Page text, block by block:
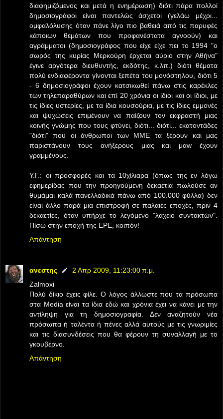
διαφημιζόμενος και μετά η ενημέρωση) διότι πάρα πολλοί
δημοσιογράφοι είναι παντελώς άσχετοι (γελάω μέχρι...
ομφαλόλυσης όταν πάνε λίγο πιο βαθειά από τις παρυφές
κάποιων θεμάτων που προφανέστατα αγνοούν) και
αγράμματοι (δημοσιογράφος που είχε είχε πει το 1994 "ο
σωρός της κυρίας Μερκούρη έρχεται αύριο στην Αθήνα"
έγινε αργότερα διευθυντής, εκδότης, κ.λπ.) διότι θέματα
πολύ ενδιαφέροντα γίνονται ξεπέτα του μονόστηλου, διότι 5
- 6 δημοσιογράφοι έχουν κατσικωθεί πάνω στις καρέκλες
των τηλεπαραθύρων και επί 20 χρόνια οι ίδιοι και οι ίδιοι, με
τις ίδιες υστερίες, με τα ίδια κουσούρια, με τις ίδιες εμμονές
και ψυχώσεις επιμένουν να παίζουν τον εκφραστή μιας
κοινής γνώμης που τους φτύνει, διότι... διότι... εκατοντάδες
"διότι" που οι άνθρωποι των ΜΜΕ τα ξέρουν και μας
παριστάνουν τους ανήξερους μιας και μαw έχουν
γραμμένους.
Υ.Γ.: οι προσφορές και τα 10χίλιαρα (όπως της εν λόγω
εφημερίδας που την προηγούμενη δεκαετία πωλούσε αν
θυμάμαι καλά πανελλαδικά πάνω από 100.000 φύλλα) δεν
είναι άλλο παρά μια επιστροφή σε παλαιές εποχές, πριν 4
δεκαετίες, όταν υπήρχε το λεγόμενο "λαχείο συντακτών".
Πίσω στην εποχή της ΕΡΕ, κοιπόν!
Απάντηση
ανεστης
2 Απρ 2009, 11:23:00 π.μ.
Zalmoxi
Πολύ δίκιο έχεις φίλε. Ο λόγος άλλωστε που τα πρόσωπα
στα Media είναι τα ίδια εδώ και χρόνια έχει να κάνει με την
αντίληψη για τη δημοσιογραφία. Δεν αναζητούν νέα
πρόσωπα ή ταλέντα ή πένες αλλά αυτούς με τις γνωριμίες
και τις διασυνδέσεις που θα φέρουν τη συναλλαγή με το
γκουβέρνο.
Απάντηση